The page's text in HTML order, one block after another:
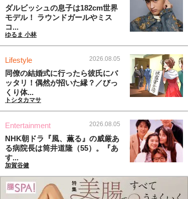
ダルビッシュの息子は182cm世界
モデル！ ラウンドガールやミス
コ...
ゆるま 小林
Lifestyle 2026.08.05
同僚の結婚式に行ったら彼氏にバ
ッタリ！偶然が招いた縁？／びっ
くり体...
トシタカマサ
Entertainment 2026.08.05
NHK朝ドラ『風、薫る』の威厳あ
る病院長は筒井道隆（55）。『あ
す...
加賀谷健